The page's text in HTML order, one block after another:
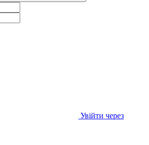
Увійти через